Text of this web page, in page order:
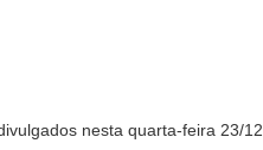
nesta quarta-feira 23/12,